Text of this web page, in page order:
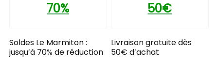
70%
Soldes Le Marmiton :
jusqu’à 70% de réduction
50€
Livraison gratuite dès
50€ d’achat